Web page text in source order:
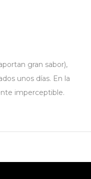
gran sabor),
unos días. En la
imperceptible.